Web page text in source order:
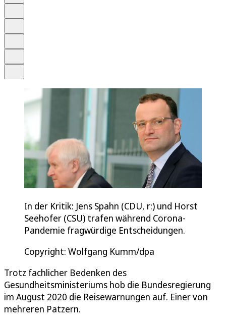
In der Kritik: Jens Spahn (CDU, r:) und Horst
Seehofer (CSU) trafen während Corona-
Pandemie fragwürdige Entscheidungen.
Copyright: Wolfgang Kumm/dpa
Trotz fachlicher Bedenken des
Gesundheitsministeriums hob die Bundesregierung
im August 2020 die Reisewarnungen auf. Einer von
mehreren Patzern.